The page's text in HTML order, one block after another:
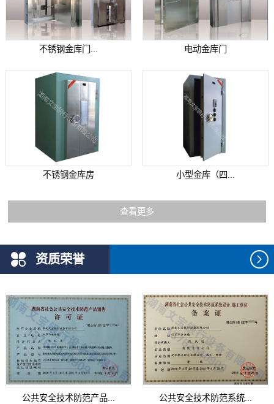
不锈钢金库门... 电动金库门
不锈钢金库房 小型金库（四...
查看更多
资质荣誉
公共安全技术防范产品... 公共安全技术防范系统...